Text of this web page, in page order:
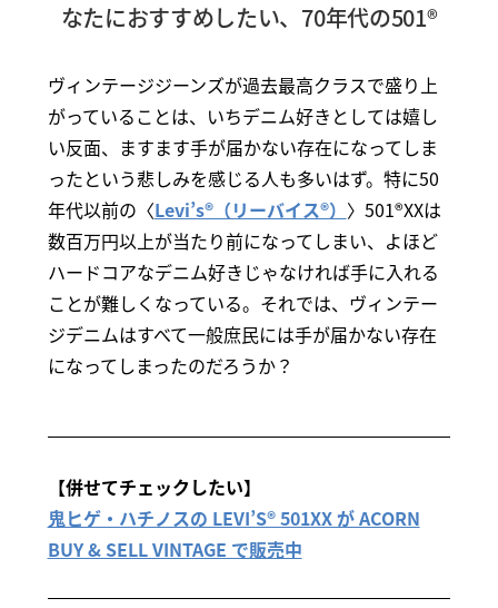
なたにおすすめしたい、70年代の501®
ヴィンテージジーンズが過去最高クラスで盛り上
がっていることは、いちデニム好きとしては嬉し
い反面、ますます手が届かない存在になってしま
ったという悲しみを感じる人も多いはず。特に50
年代以前の〈Levi’s®（リーバイス®） 〉501®XXは
数百万円以上が当たり前になってしまい、よほど
ハードコアなデニム好きじゃなければ手に入れる
ことが難しくなっている。それでは、ヴィンテー
ジデニムはすべて一般庶民には手が届かない存在
になってしまったのだろうか？
【併せてチェックしたい】
鬼ヒゲ・ハチノスの LEVI’S® 501XX が ACORN
BUY & SELL VINTAGE で販売中